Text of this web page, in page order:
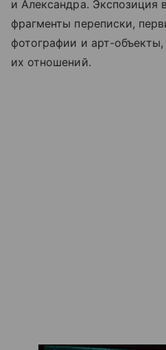
и Александра. Экспозиция
фрагменты переписки,
фотографии и арт-
их отношений.